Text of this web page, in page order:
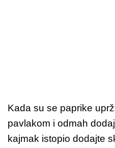
Kada su se paprike
pavlakom i odmah
kajmak istopio dodajte